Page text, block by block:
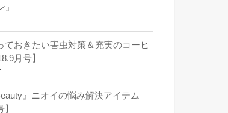
ておきたい害虫対策＆充実のコーヒ
月号】
』ニオイの悩み解決アイテム
】